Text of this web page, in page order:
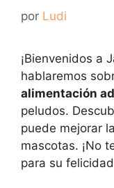
por Ludi
¡Bienvenidos a
hablaremos
alimentación
peludos.
puede mejorar
mascotas. ¡No
para su